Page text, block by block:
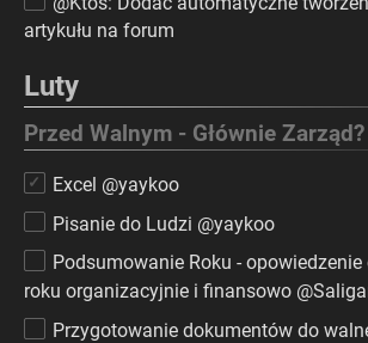
artykułu na forum
Luty
Przed Walnym - Głównie Zarząd?
Excel @yaykoo
Pisanie do Ludzi @yaykoo
Podsumowanie Roku - opowiedzenie
roku organizacyjnie i finansowo
Przygotowanie dokumentów do